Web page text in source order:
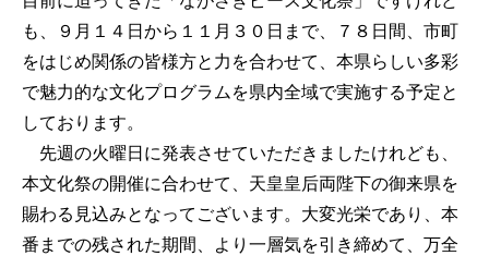
も、９月１４日から１１月３０日まで、７８日間、市町
をはじめ関係の皆様方と力を合わせて、本県らしい多彩
で魅力的な文化プログラムを県内全域で実施する予定と
しております。
先週の火曜日に発表させていただきましたけれども、
本文化祭の開催に合わせて、天皇皇后両陛下の御来県を
賜わる見込みとなってございます。大変光栄であり、本
番までの残された期間、より一層気を引き締めて、万全